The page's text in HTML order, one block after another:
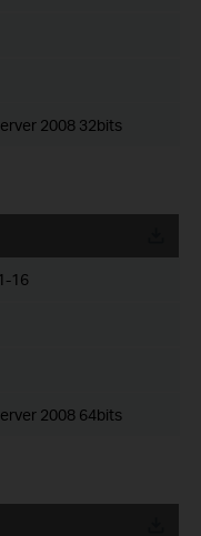
2008 32bits
16
2008 64bits